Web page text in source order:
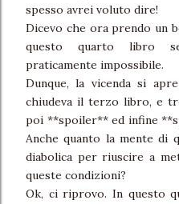
spesso avrei voluto dire!
Dicevo che ora prendo un
questo quarto libro
praticamente impossibile.
Dunque, la vicenda si
chiudeva il terzo libro, e
poi **spoiler** ed infine
Anche quanto la mente di
diabolica per riuscire a
queste condizioni?
Ok, ci riprovo. In questo